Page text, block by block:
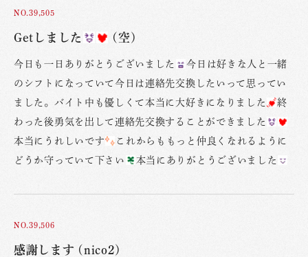
NO.39,505
Getしました (空)
今日も一日ありがとうございました
今日は好きな人と一緒
のシフトになっていて今日は連絡先交換したいって思ってい
ました。バイト中も優しくて本当に大好きになりました
終
わった後勇気を出して連絡先交換することができました
本当にうれしいです
これからももっと仲良くなれるように
どうか守っていて下さい
本当にありがとうございました
NO.39,506
感謝します (nico2)